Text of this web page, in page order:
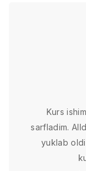
Kurs
sarfladim.
yuklab